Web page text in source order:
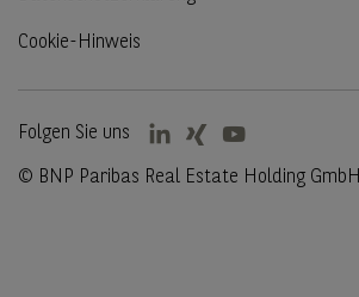
Cookie-Hinweis
© BNP Paribas Real Estate Holding GmbH
Folgen Sie uns